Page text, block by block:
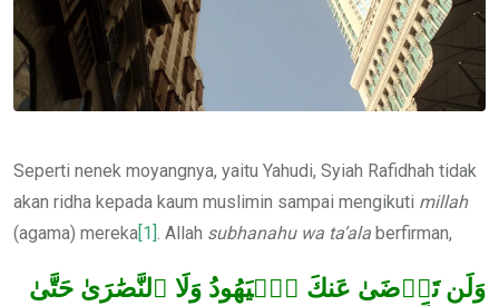
Seperti nenek moyangnya, yaitu Yahudi, Syiah Rafidhah tidak
akan ridha kepada kaum muslimin sampai mengikuti millah
(agama) mereka [1] . Allah subhanahu wa ta’ala berfirman,
وَلَن تَرۡضَىٰ عَنكَ ٱلۡيَهُودُ وَلَا ٱلنَّصَٰرَىٰ حَتَّىٰ